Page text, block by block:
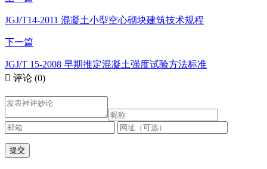
JGJ/T14-2011 混凝土小型空心砌块建筑技术规程
下一篇
JGJ/T 15-2008 早期推定混凝土强度试验方法标准
 评论 (0)